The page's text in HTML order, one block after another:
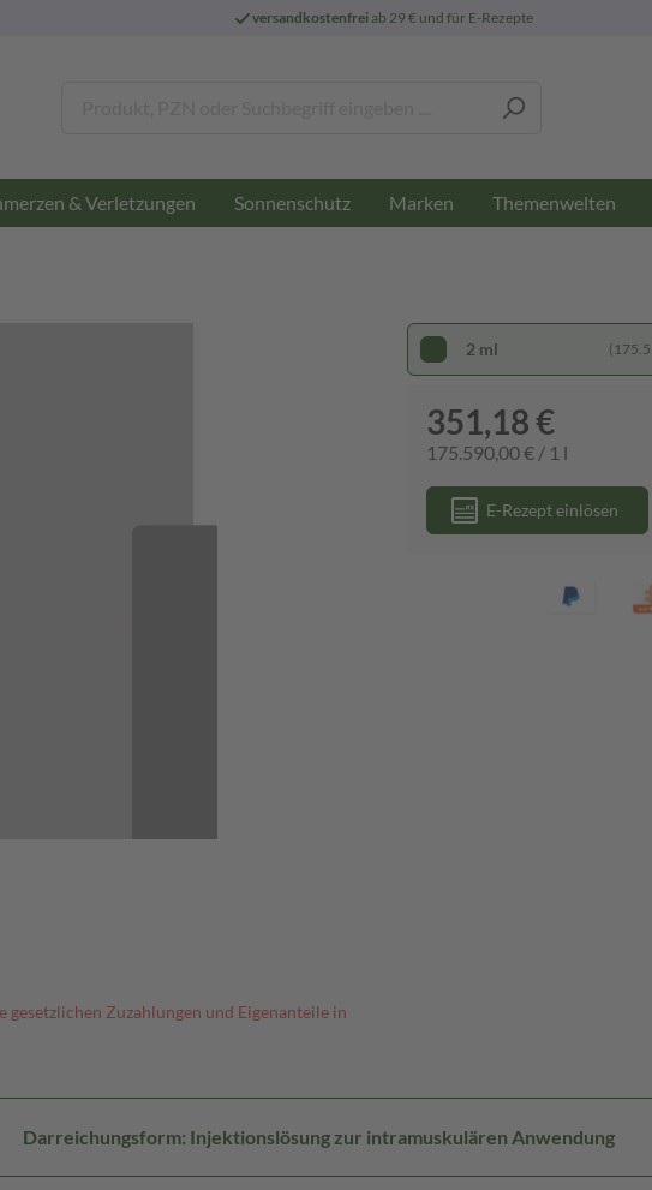
versandkostenfreiab 29 € und für E-Rezepte
& Verletzungen Sonnenschutz Marken Themenwelten
gesetzlichen Zuzahlungen und Eigenanteile in
2 ml
351,18 €
175.590,00 € / 1 l
E-Rezept einlösen
Darreichungsform: Injektionslösung zur intramuskulären Anwendung